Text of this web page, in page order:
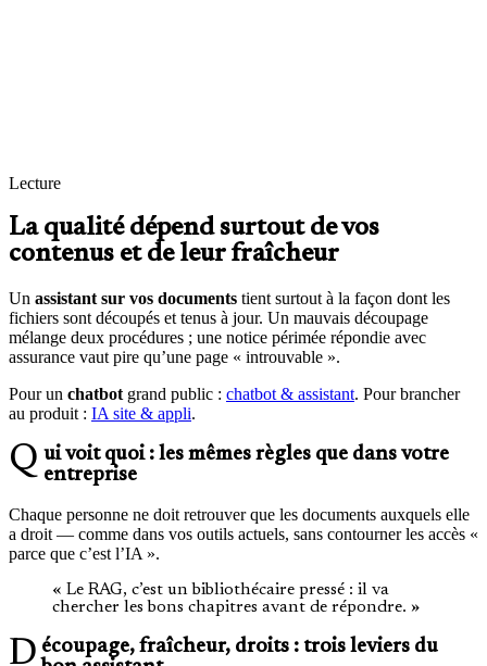
Lecture
La qualité dépend surtout de vos
contenus et de leur fraîcheur
Un assistant sur vos documents tient surtout à la façon dont les
fichiers sont découpés et tenus à jour. Un mauvais découpage
mélange deux procédures ; une notice périmée répondie avec
assurance vaut pire qu’une page « introuvable ».
Pour un chatbot grand public : chatbot & assistant. Pour brancher
au produit : IA site & appli.
Qui voit quoi : les mêmes règles que dans votre entreprise
Chaque personne ne doit retrouver que les documents auxquels elle
a droit — comme dans vos outils actuels, sans contourner les accès «
parce que c’est l’IA ».
« Le RAG, c’est un bibliothécaire pressé : il va
chercher les bons chapitres avant de répondre. »
Découpage, fraîcheur, droits : trois leviers du